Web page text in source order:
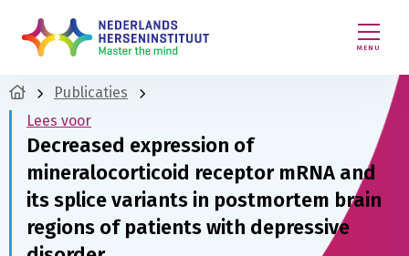
MENU
Publicaties
Lees voor
Decreased expression of
mineralocorticoid receptor mRNA and
its splice variants in postmortem brain
regions of patients with depressive